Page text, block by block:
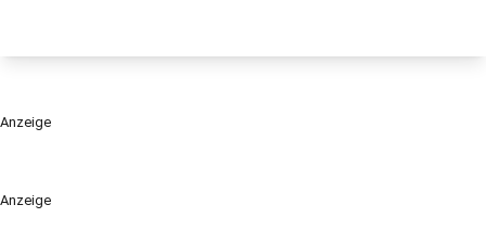
Anzeige
Anzeige